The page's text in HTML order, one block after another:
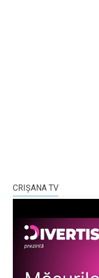
CRIŞANA TV